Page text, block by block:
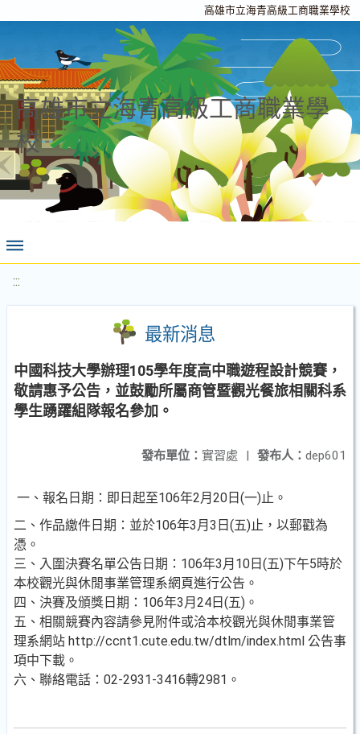
高雄市立海青高級工商職業學校
高雄市立海青高級工商職業學
校
:::
最新消息
中國科技大學辦理105學年度高中職遊程設計競賽，
敬請惠予公告，並鼓勵所屬商管暨觀光餐旅相關科系
學生踴躍組隊報名參加。
發布人： dep601
發布單位： 實習處 |
一、報名日期：即日起至106年2月20日(一)止。
二、作品繳件日期：並於106年3月3日(五)止，以郵戳為
憑。
三、入圍決賽名單公告日期：106年3月10日(五)下午5時於
本校觀光與休閒事業管理系網頁進行公告。
四、決賽及頒獎日期：106年3月24日(五)。
五、相關競賽內容請參見附件或洽本校觀光與休閒事業管
理系網站 http://ccnt1.cute.edu.tw/dtlm/index.html 公告事
項中下載。
六、聯絡電話：02-2931-3416轉2981。